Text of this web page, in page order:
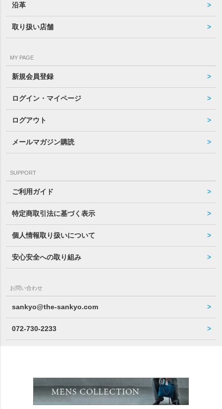
沿革
取り扱い店舗
MY PAGE
新規会員登録
ログイン・マイページ
ログアウト
メールマガジン購読
SUPPORT
ご利用ガイド
特定商取引法に基づく表示
個人情報取り扱いについて
安心安全への取り組み
お問い合わせ
sankyo@the-sankyo.com
072-730-2233